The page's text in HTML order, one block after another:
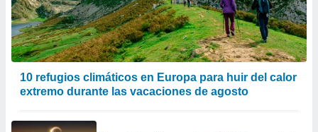
10 refugios climáticos en Europa para huir del calor
extremo durante las vacaciones de agosto